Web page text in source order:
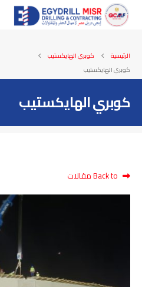
الرئيسية
كوبري الهايكستيب
كوبري الهايكستيب
كوبري الهايكستيب